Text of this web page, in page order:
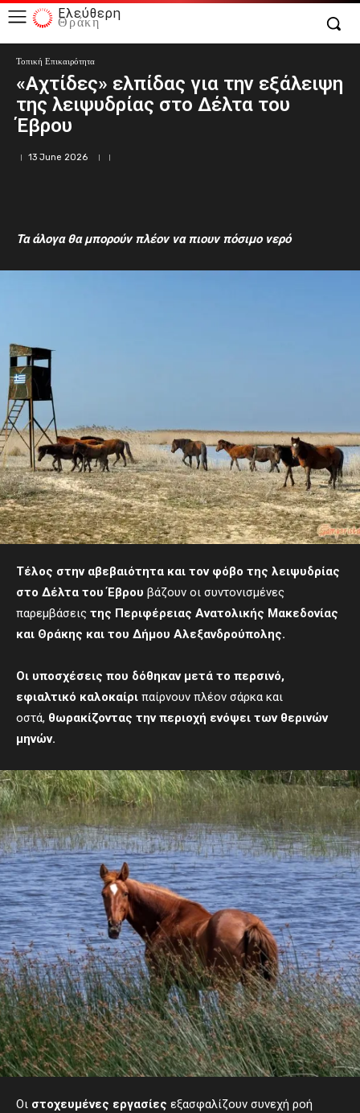
Ελεύθερη
Θράκη
Τοπική Επικαιρότητα
«Αχτίδες» ελπίδας για την εξάλειψη
της λειψυδρίας στο Δέλτα του
Έβρου
13 June 2026
Τα άλογα θα μπορούν πλέον να πιουν πόσιμο νερό
Τέλος στην αβεβαιότητα και τον φόβο της λειψυδρίας
στο Δέλτα του Έβρου βάζουν οι συντονισμένες
παρεμβάσεις της Περιφέρειας Ανατολικής Μακεδονίας
και Θράκης και του Δήμου Αλεξανδρούπολης.
Οι υποσχέσεις που δόθηκαν μετά το περσινό,
εφιαλτικό καλοκαίρι παίρνουν πλέον σάρκα και
οστά, θωρακίζοντας την περιοχή ενόψει των θερινών
μηνών.
Οι στοχευμένες εργασίες εξασφαλίζουν συνεχή ροή